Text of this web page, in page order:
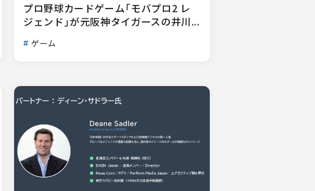
プロ野球カードゲーム「モバプロ2 レ
ジェンド」が元阪神タイガースの井川...
ゲーム